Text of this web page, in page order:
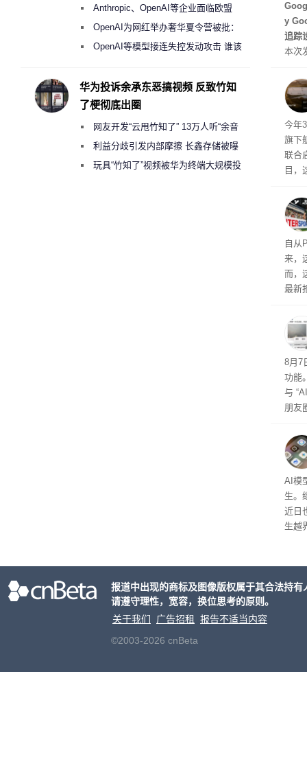
y
追踪
本次
新
果
摩
开正
今年
旗下
联合
目，
约
特尔
14A
自从
来，
而，
最新
考
中
楚。
8月7
功能
与
朋友
公
AI模
生。
近日
生越
Anthropic、OpenAI等企业面临欧盟
《人工智能法案》全新执法权限审查
OpenAI为网红举办奢华夏令营被批：
2000美元一晚 遭讽“反乌托邦”
OpenAI等模型接连失控发动攻击 谁该
华为投诉余承东恶搞视频 反致竹知
了梗彻底出圈
网友开发“云甩竹知了” 13万人听“余音
绕梁”利益分歧引发内部摩擦 长鑫存储被曝
曾将华为驻场工程师驱逐出研发基地
玩具“竹知了”视频被华为终端大规模投
报道中出现的商标及图像版权属于其合法持
请遵守理性，宽容，换位思考的原则。
关于我们
广告招租
报告不适当内容
©2003-2026 cnBeta